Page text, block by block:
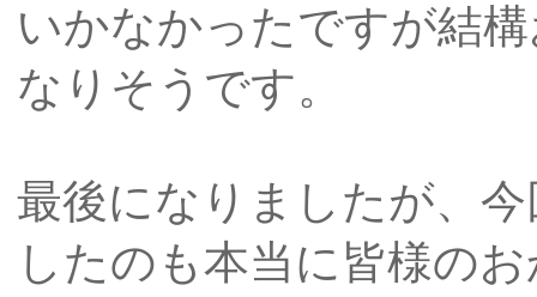
いかなかったですが結
なりそうです。
最後になりましたが、
したのも本当に皆様の